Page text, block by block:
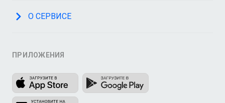
О СЕРВИСЕ
ПРИЛОЖЕНИЯ